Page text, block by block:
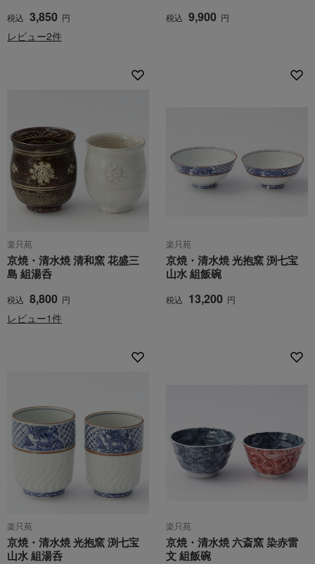
税込 3,850 円
レビュー2件
税込 9,900 円
楽只苑
京焼・清水焼 清和窯 花盛三
島 組湯呑
税込 8,800 円
レビュー1件
楽只苑
京焼・清水焼 光抱窯 渕七宝
山水 組飯碗
税込 13,200 円
楽只苑
京焼・清水焼 光抱窯 渕七宝
山水 組湯呑
楽只苑
京焼・清水焼 六斎窯 染赤雷
文 組飯碗